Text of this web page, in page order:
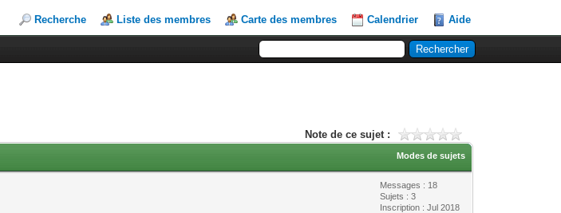
Recherche Liste des membres Carte des membres Calendrier Aide
Note de ce sujet :
Modes de sujets
Messages : 18
Sujets : 3
Inscription : Jul 2018